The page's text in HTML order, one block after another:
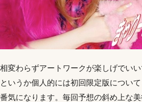
相変わらずアートワークが楽しげでいい
というか個人的には初回限定版につい
番気になります。毎回予想の斜め上な